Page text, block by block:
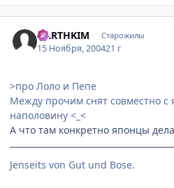
DARTHKIM Старожилы
15 Ноября, 200421 г
>про Лоло и Пепе
Между прочим снят совместно
наполовину <_<
А что там конкретно японцы
Jenseits von Gut und Bose.